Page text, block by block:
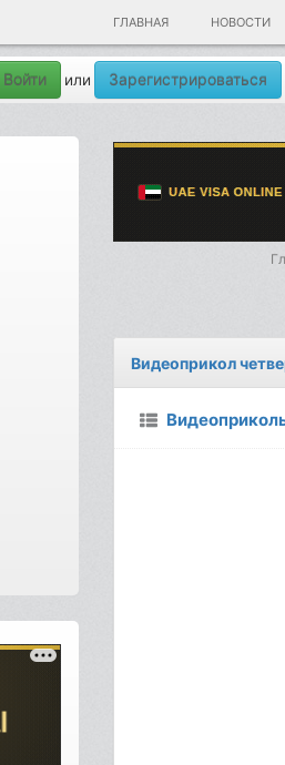
ГЛАВНАЯ НОВОСТИ
Войти или Зарегистрироваться
Видеоприкол